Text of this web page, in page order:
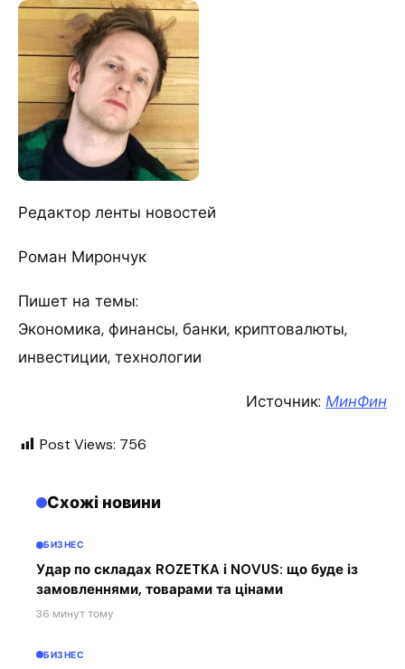
Редактор ленты новостей
Роман Мирончук
Пишет на темы:
Экономика, финансы, банки, криптовалюты,
инвестиции, технологии
Источник: МинФин
Post Views: 756
Схожі новини
БИЗНЕС
Удар по складах ROZETKA і NOVUS: що буде із
замовленнями, товарами та цінами
36 минут тому
БИЗНЕС